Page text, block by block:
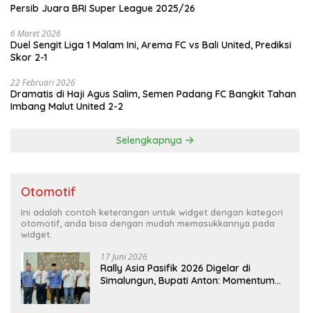
Persib Juara BRI Super League 2025/26
6 Maret 2026
Duel Sengit Liga 1 Malam Ini, Arema FC vs Bali United, Prediksi
Skor 2-1
22 Februari 2026
Dramatis di Haji Agus Salim, Semen Padang FC Bangkit Tahan
Imbang Malut United 2-2
Selengkapnya
Otomotif
Ini adalah contoh keterangan untuk widget dengan kategori
otomotif, anda bisa dengan mudah memasukkannya pada
widget.
17 Juni 2026
Rally Asia Pasifik 2026 Digelar di
Simalungun, Bupati Anton: Momentum